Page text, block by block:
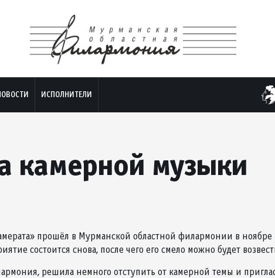
ИСПОЛНИТЕЛИ
камерной музыки
прошёл в Мурманской областной филармонии в
состоится снова, после чего его смело можно будет
решила немного отступить от камерной темы и